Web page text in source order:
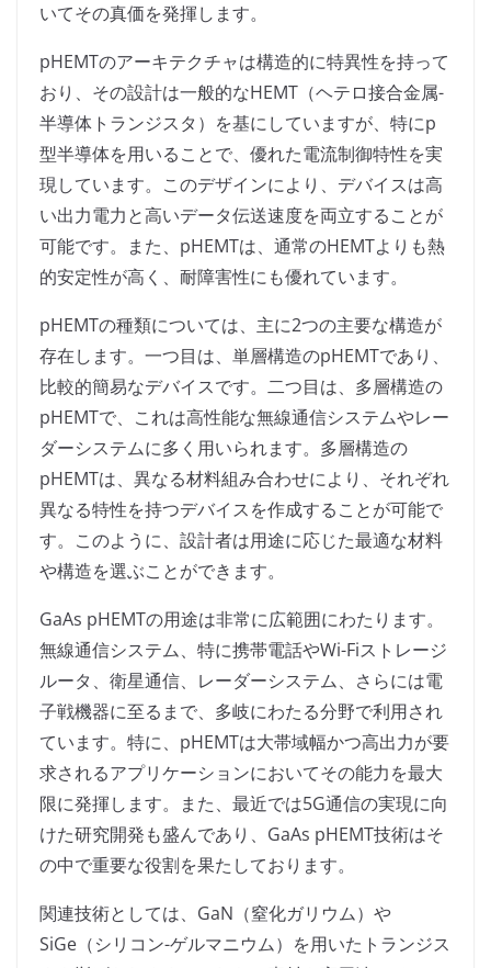
いてその真価を発揮します。
pHEMTのアーキテクチャは構造的に特異性を持って
おり、その設計は一般的なHEMT（ヘテロ接合金属-
半導体トランジスタ）を基にしていますが、特にp
型半導体を用いることで、優れた電流制御特性を実
現しています。このデザインにより、デバイスは高
い出力電力と高いデータ伝送速度を両立することが
可能です。また、pHEMTは、通常のHEMTよりも熱
的安定性が高く、耐障害性にも優れています。
pHEMTの種類については、主に2つの主要な構造が
存在します。一つ目は、単層構造のpHEMTであり、
比較的簡易なデバイスです。二つ目は、多層構造の
pHEMTで、これは高性能な無線通信システムやレー
ダーシステムに多く用いられます。多層構造の
pHEMTは、異なる材料組み合わせにより、それぞれ
異なる特性を持つデバイスを作成することが可能で
す。このように、設計者は用途に応じた最適な材料
や構造を選ぶことができます。
GaAs pHEMTの用途は非常に広範囲にわたります。
無線通信システム、特に携帯電話やWi-Fiストレージ
ルータ、衛星通信、レーダーシステム、さらには電
子戦機器に至るまで、多岐にわたる分野で利用され
ています。特に、pHEMTは大帯域幅かつ高出力が要
求されるアプリケーションにおいてその能力を最大
限に発揮します。また、最近では5G通信の実現に向
けた研究開発も盛んであり、GaAs pHEMT技術はそ
の中で重要な役割を果たしております。
関連技術としては、GaN（窒化ガリウム）や
SiGe（シリコン-ゲルマニウム）を用いたトランジス